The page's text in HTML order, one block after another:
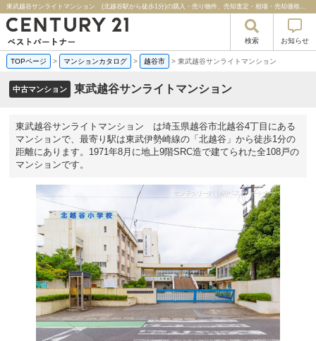
東武越谷サンライトマンション (北越谷駅から徒歩1分)の購入・売り物件、売却査定・相場・売却価格マンション情報｜センチュリー２１ベストパートナー
検索 お知らせ
TOPページ > マンションカタログ > 越谷市 > 東武越谷サンライトマンション
中古マンション 東武越谷サンライトマンション
東武越谷サンライトマンション は埼玉県越谷市北越谷4丁目にある
マンションで、最寄り駅は東武伊勢崎線の「北越谷」から徒歩1分の
距離にあります。1971年8月に地上9階SRC造で建てられた全108戸の
マンションです。